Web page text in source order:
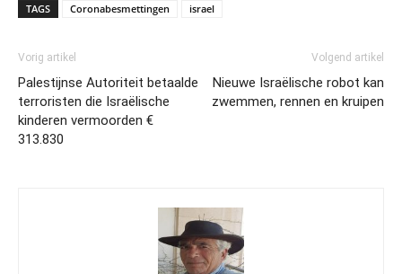
TAGS Coronabesmettingen israel
Vorig artikel
Palestijnse Autoriteit betaalde
terroristen die Israëlische
kinderen vermoorden €
313.830
Volgend artikel
Nieuwe Israëlische robot kan
zwemmen, rennen en kruipen